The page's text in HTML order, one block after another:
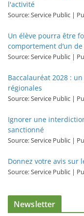
l'activité
Source: Service Public
Un élève pourra être
comportement d’un
Source: Service Public
Baccalauréat 2028 :
régionales
Source: Service Public
Ignorer une
sanctionné
Source: Service Public
Donnez votre avis sur
Source: Service Public
Newsletter